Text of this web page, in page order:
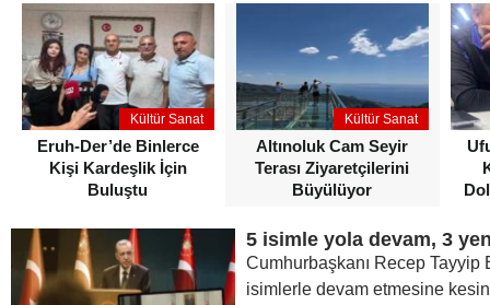
İş İlanları
Kültür Sanat
Eruh-Der’de Binlerce
Kişi Kardeşlik İçin
Buluştu
Kültür Sanat
Altınoluk Cam Seyir
Terası Ziyaretçilerini
Büyülüyor
5 isimle yola devam, 3
Cumhurbaşkanı Recep Tayyip
isimlerle devam etmesine